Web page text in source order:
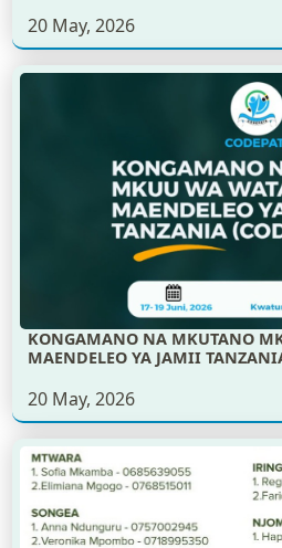
20 May, 2026
KONGAMANO NA MKUTANO
MAENDELEO YA JAMII
20 May, 2026